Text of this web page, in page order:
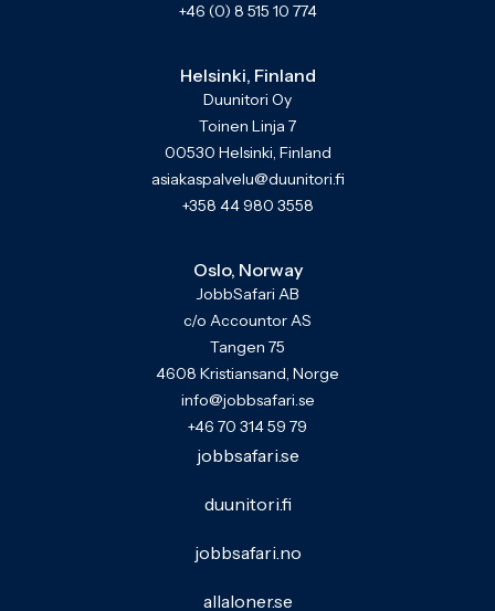
+46 (0) 8 515 10 774
Helsinki, Finland
Duunitori Oy
Toinen Linja 7
00530 Helsinki, Finland
asiakaspalvelu@duunitori.fi
+358 44 980 3558
Oslo, Norway
JobbSafari AB
c/o Accountor AS
Tangen 75
4608 Kristiansand, Norge
info@jobbsafari.se
+46 70 314 59 79
jobbsafari.se
duunitori.fi
jobbsafari.no
allaloner.se